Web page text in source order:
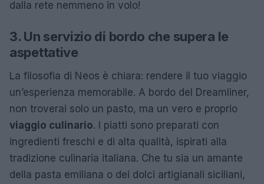
dalla rete nemmeno in volo!
3. Un servizio di bordo che supera le
aspettative
La filosofia di Neos è chiara: rendere il tuo viaggio
un’esperienza memorabile. A bordo del Dreamliner,
non troverai solo un pasto, ma un vero e proprio
viaggio culinario. I piatti sono preparati con
ingredienti freschi e di alta qualità, ispirati alla
tradizione culinaria italiana. Che tu sia un amante
della pasta emiliana o dei dolci artigianali siciliani,